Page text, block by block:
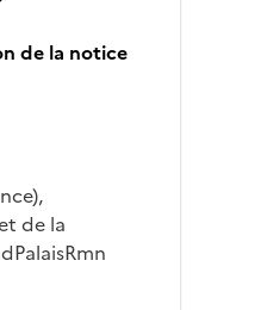
de la notice
de la